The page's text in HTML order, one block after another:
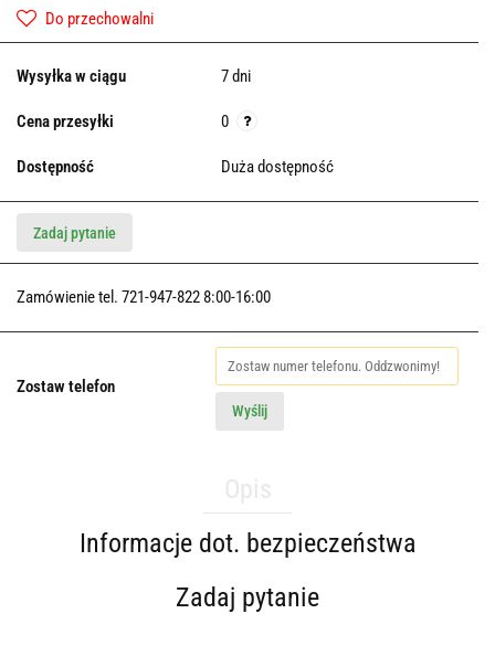
Do przechowalni
Wysyłka w ciągu 7 dni
Cena przesyłki 0
Dostępność Duża dostępność
Zadaj pytanie
Zamówienie tel. 721-947-822 8:00-16:00
Zostaw telefon
Wyślij
Informacje dot. bezpieczeństwa
Zadaj pytanie